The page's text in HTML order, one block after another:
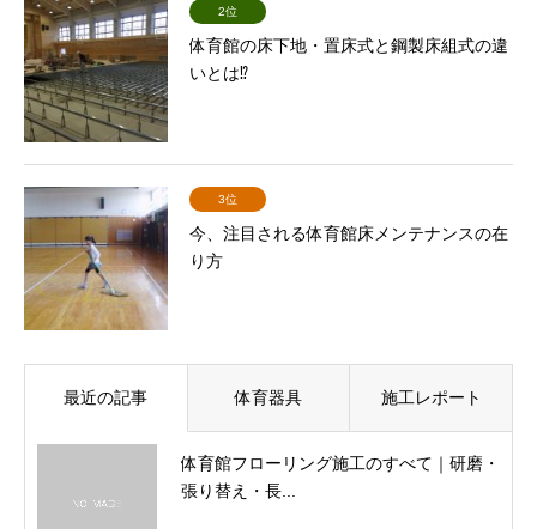
2位
体育館の床下地・置床式と鋼製床組式の違
いとは⁉
3位
今、注目される体育館床メンテナンスの在
り方
最近の記事 体育器具 施工レポート
体育館フローリング施工のすべて｜研磨・
張り替え・長...